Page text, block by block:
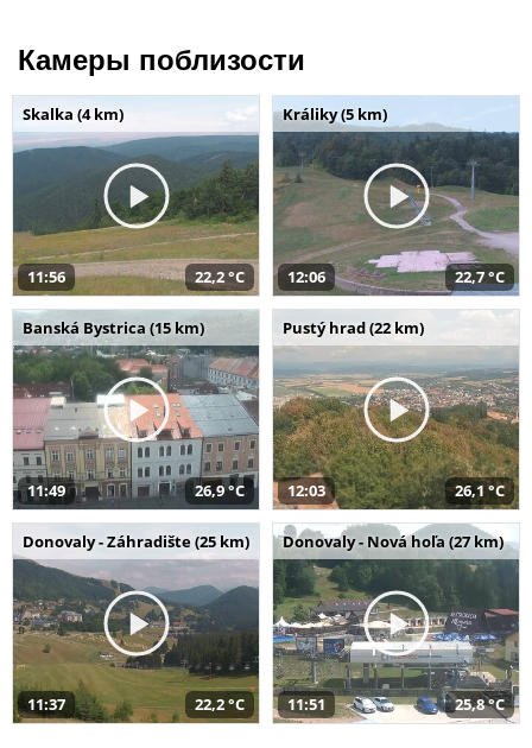
Камеры поблизости
Skalka (4 km)
11:56 22,2 °C
Králiky (5 km)
12:06 22,7 °C
Banská Bystrica (15 km)
11:49 26,9 °C
Pustý hrad (22 km)
12:03 26,1 °C
Donovaly - Záhradište (25 km)
11:37 22,2 °C
Donovaly - Nová hoľa (27 km)
11:51 25,8 °C